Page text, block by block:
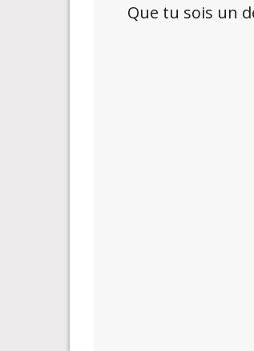
Que tu sois un